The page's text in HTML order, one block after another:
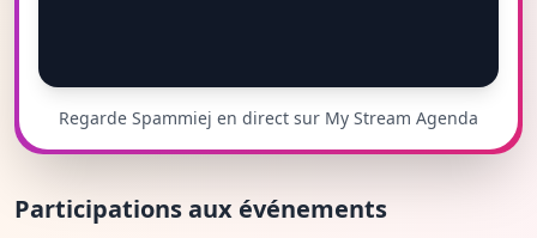
Regarde Spammiej en direct sur My Stream Agenda
Participations aux événements